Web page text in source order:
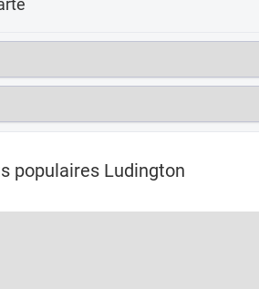
populaires Ludington